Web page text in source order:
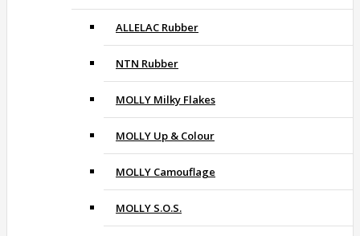
ALLELAC Rubber
NTN Rubber
MOLLY Milky Flakes
MOLLY Up & Colour
MOLLY Camouflage
MOLLY S.O.S.